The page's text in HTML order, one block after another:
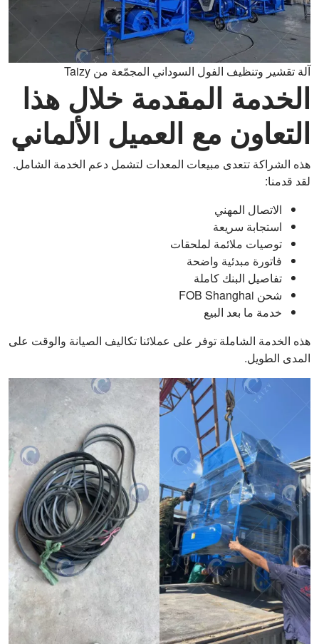
آلة تقشير وتنظيف الفول السوداني المجمّعة من Taizy
الخدمة المقدمة خلال هذا
التعاون مع العميل الألماني
هذه الشراكة تتعدى مبيعات المعدات لتشمل دعم الخدمة الشامل.
لقد قدمنا:
الاتصال المهني
استجابة سريعة
توصيات ملائمة لملحقات
فاتورة مبدئية واضحة
تفاصيل البنك كاملة
شحن FOB Shanghai
خدمة ما بعد البيع
هذه الخدمة الشاملة توفر على عملائنا تكاليف الصيانة والوقت على
المدى الطويل.